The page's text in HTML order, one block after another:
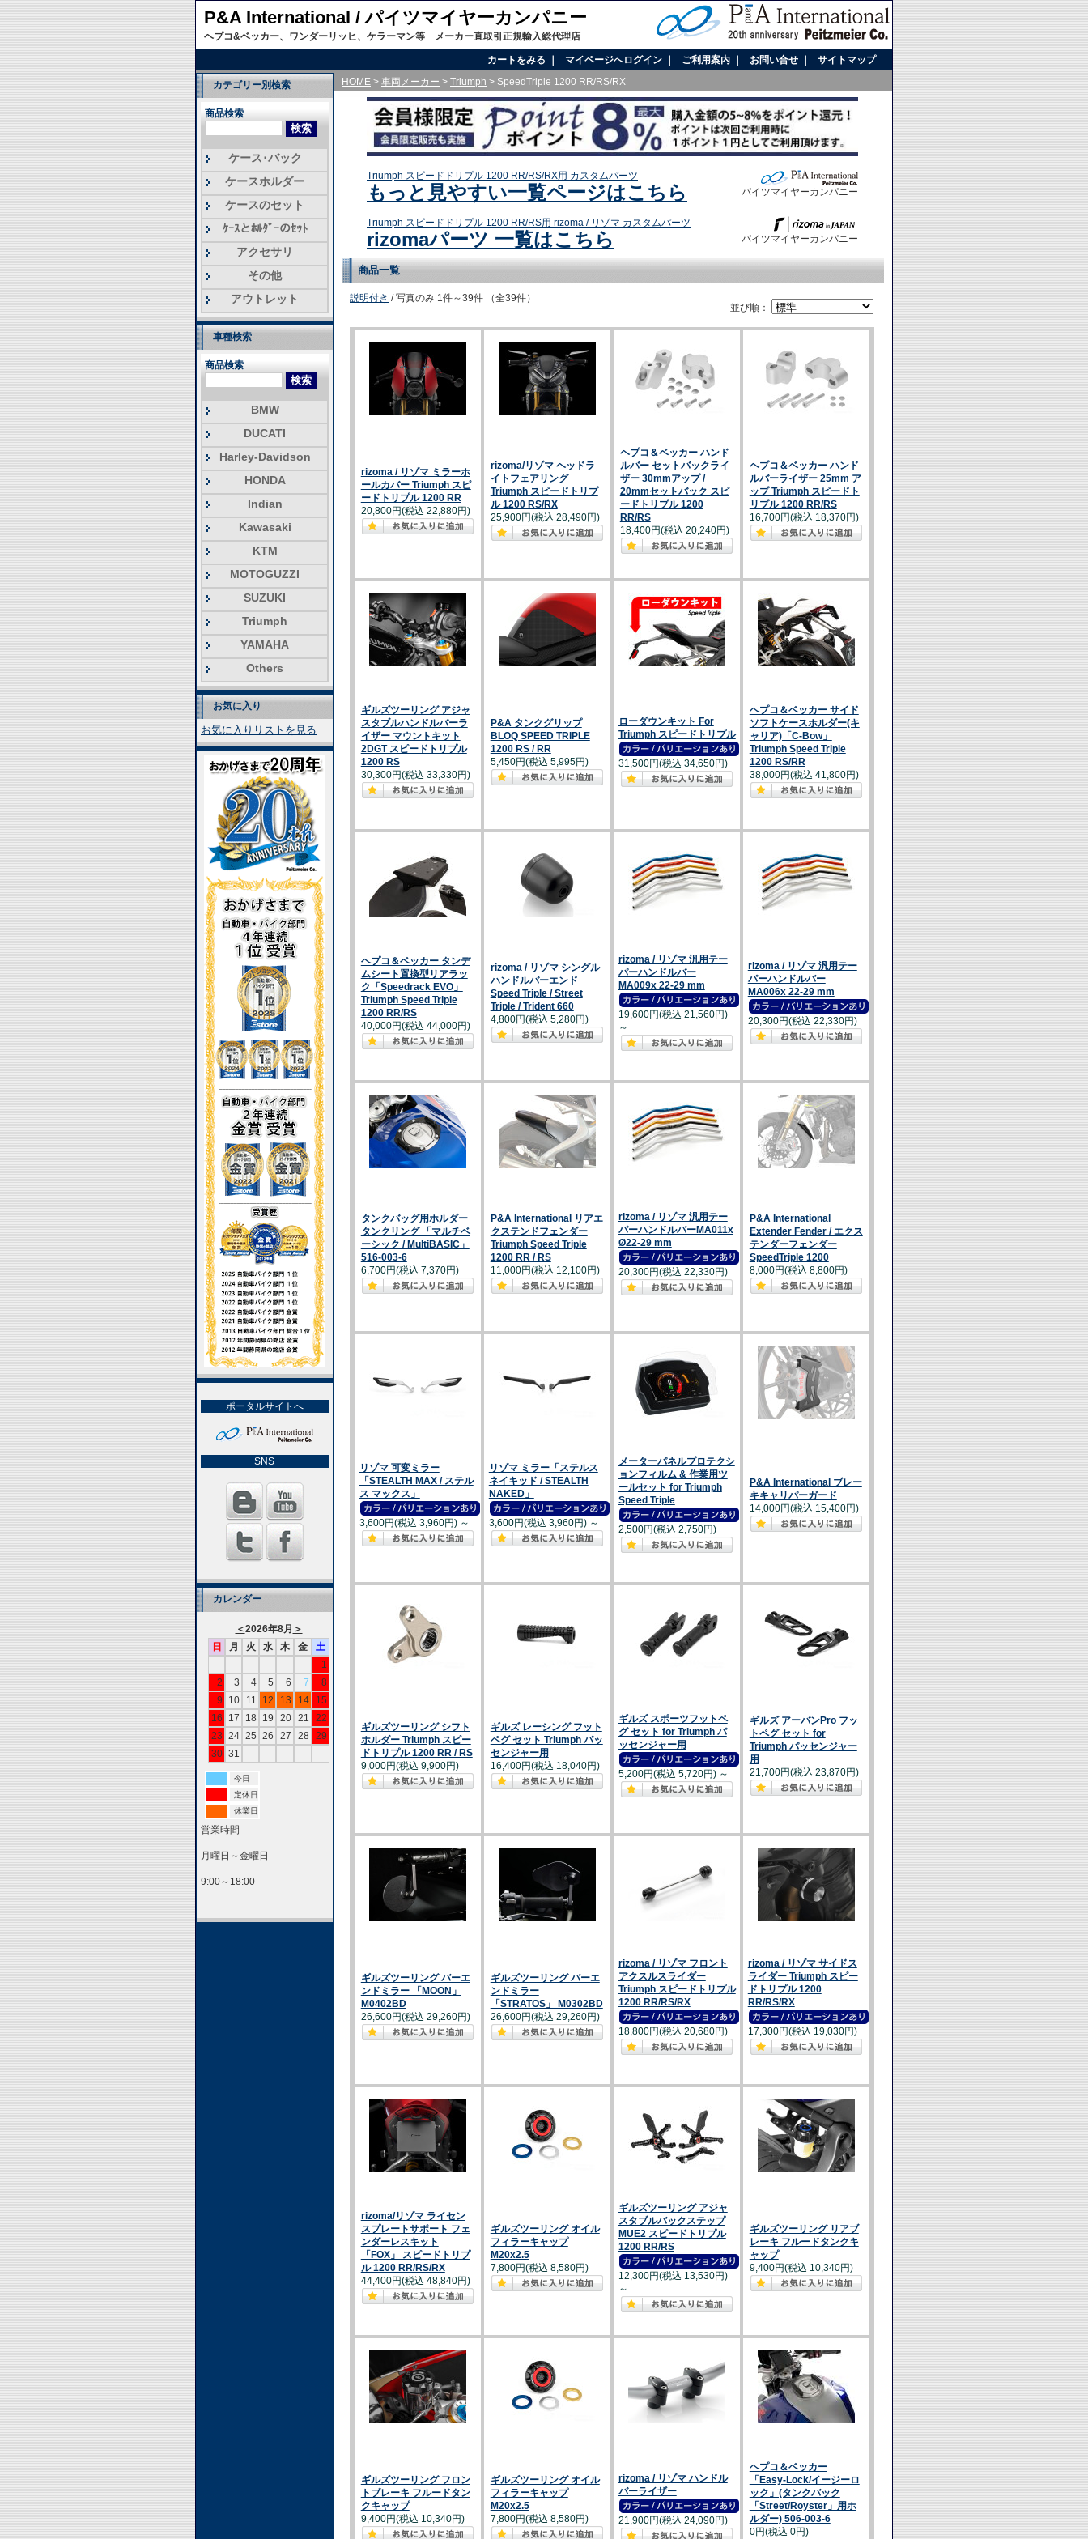
P&A International / パイツマイヤーカンパニー
ヘプコ&ベッカー、ワンダーリッヒ、ケラーマン等 メーカー直取引正規輸入総代理店
カートをみる マイページへログイン ご利用案内 お問い合せ サイトマップ
カテゴリー別検索
商品検索
ケース･バック
ケースホルダー
ケースのセット
ｹｰｽとﾎﾙﾀﾞｰのｾｯﾄ
アクセサリ
その他
アウトレット
車種検索
商品検索
BMW
DUCATI
Harley-Davidson
HONDA
Indian
Kawasaki
KTM
MOTOGUZZI
SUZUKI
Triumph
YAMAHA
Others
お気に入り
お気に入りリストを見る
ポータルサイトへ
SNS
カレンダー
＜2026年8月 ＞
日
月 火 水 木 金
土
1
2
3 4 5 6 7
8
9
10 11 12 13 14
15
16
17 18 19 20 21
22
23 24 25 26 27 28
29
30 31
今日
定休日
休業日
営業時間
月曜日～金曜日
9:00～18:00
HOME > 車両メーカー > Triumph > SpeedTriple 1200 RR/RS/RX
Triumph スピードドリプル 1200 RR/RS/RX用 カスタムパーツ
もっと見やすい一覧ページはこちら パイツマイヤーカンパニー
Triumph スピードドリプル 1200 RR/RS用 rizoma / リゾマ カスタムパーツ
rizomaパーツ 一覧はこちら パイツマイヤーカンパニー
商品一覧
並び順：
説明付き / 写真のみ 1件～39件 （全39件）
rizoma / リゾマ ミラーホ
ールカバー Triumph スピ
ードトリプル 1200 RR
20,800円(税込 22,880円)
rizoma/リゾマ ヘッドラ
イトフェアリング
Triumph スピードトリプ
ル 1200 RS/RX
25,900円(税込 28,490円)
ヘプコ＆ベッカー ハンド
ルバー セットバックライ
ザー 30mmアップ /
20mmセットバック スピ
ードトリプル 1200
RR/RS
18,400円(税込 20,240円)
ヘプコ＆ベッカー ハンド
ルバーライザー 25mm ア
ップ Triumph スピードト
リプル 1200 RR/RS
16,700円(税込 18,370円)
ギルズツーリング アジャ
スタブルハンドルバーラ
イザー マウントキット
2DGT スピードトリプル
1200 RS
30,300円(税込 33,330円)
P&A タンクグリップ
BLOQ SPEED TRIPLE
1200 RS / RR
5,450円(税込 5,995円)
ローダウンキット For
Triumph スピードトリプル
31,500円(税込 34,650円)
ヘプコ＆ベッカー サイド
ソフトケースホルダー(キ
ャリア)「C-Bow」
Triumph Speed Triple
1200 RS/RR
38,000円(税込 41,800円)
ヘプコ＆ベッカー タンデ
ムシート置換型リアラッ
ク「Speedrack EVO」
Triumph Speed Triple
1200 RR/RS
40,000円(税込 44,000円)
rizoma / リゾマ シングル
ハンドルバーエンド
Speed Triple / Street
Triple / Trident 660
4,800円(税込 5,280円)
rizoma / リゾマ 汎用テー
パーハンドルバー
MA009x 22-29 mm
19,600円(税込 21,560円)
～
rizoma / リゾマ 汎用テー
パーハンドルバー
MA006x 22-29 mm
20,300円(税込 22,330円)
タンクバッグ用ホルダー
タンクリング 「マルチベ
ーシック / MultiBASIC」
516-003-6
6,700円(税込 7,370円)
P&A International リアエ
クステンドフェンダー
Triumph Speed Triple
1200 RR / RS
11,000円(税込 12,100円)
rizoma / リゾマ 汎用テー
パーハンドルバーMA011x
Ø22-29 mm
20,300円(税込 22,330円)
P&A International
Extender Fender / エクス
テンダーフェンダー
SpeedTriple 1200
8,000円(税込 8,800円)
リゾマ 可変ミラー
「STEALTH MAX / ステル
ス マックス」
3,600円(税込 3,960円) ～
リゾマ ミラー「ステルス
ネイキッド / STEALTH
NAKED」
3,600円(税込 3,960円) ～
メーターパネルプロテクシ
ョンフィルム & 作業用ツ
ールセット for Triumph
Speed Triple
2,500円(税込 2,750円)
P&A International ブレー
キキャリパーガード
14,000円(税込 15,400円)
ギルズツーリング シフト
ホルダー Triumph スピー
ドトリプル 1200 RR / RS
9,000円(税込 9,900円)
ギルズ レーシング フット
ペグ セット Triumph パッ
センジャー用
16,400円(税込 18,040円)
ギルズ スポーツフットペ
グ セット for Triumph パ
ッセンジャー用
5,200円(税込 5,720円) ～
ギルズ アーバンPro フッ
トペグ セット for
Triumph パッセンジャー
用
21,700円(税込 23,870円)
ギルズツーリング バーエ
ンドミラー 「MOON」
M0402BD
26,600円(税込 29,260円)
ギルズツーリング バーエ
ンドミラー
「STRATOS」 M0302BD
26,600円(税込 29,260円)
rizoma / リゾマ フロント
アクスルスライダー
Triumph スピードトリプル
1200 RR/RS/RX
18,800円(税込 20,680円)
rizoma / リゾマ サイドス
ライダー Triumph スピー
ドトリプル 1200
RR/RS/RX
17,300円(税込 19,030円)
rizoma/リゾマ ライセン
スプレートサポート フェ
ンダーレスキット
「FOX」 スピードトリプ
ル 1200 RR/RS/RX
44,400円(税込 48,840円)
ギルズツーリング オイル
フィラーキャップ
M20x2.5
7,800円(税込 8,580円)
ギルズツーリング アジャ
スタブルバックステップ
MUE2 スピードトリプル
1200 RR/RS
12,300円(税込 13,530円)
～
ギルズツーリング リアブ
レーキ フルードタンクキ
ャップ
9,400円(税込 10,340円)
ギルズツーリング フロン
トブレーキ フルードタン
クキャップ
9,400円(税込 10,340円)
ギルズツーリング オイル
フィラーキャップ
M20x2.5
7,800円(税込 8,580円)
rizoma / リゾマ ハンドル
バーライザー
21,900円(税込 24,090円)
ヘプコ＆ベッカー
「Easy-Lock/イージーロ
ック」(タンクバック
「Street/Royster」用ホ
ルダー) 506-003-6
0円(税込 0円)